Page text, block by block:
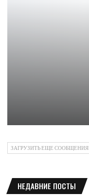
ЗАГРУЗИТЬ ЕЩЕ СООБЩЕНИЯ
НЕДАВНИЕ ПОСТЫ